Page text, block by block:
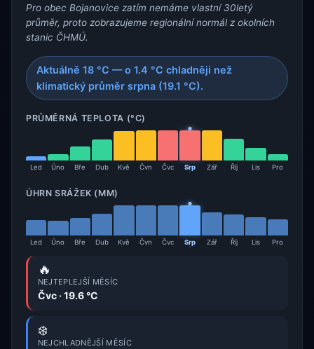
Pro obec Bojanovice zatím nemáme vlastní 30letý
průměr, proto zobrazujeme regionální normál z okolních
stanic ČHMÚ.
Aktuálně 18 °C — o 1.4 °C chladněji než
klimatický průměr srpna (19.1 °C).
PRŮMĚRNÁ TEPLOTA (°C)
Led Úno Bře Dub Kvě Čvn Čvc Srp Zář Říj Lis Pro
ÚHRN SRÁŽEK (MM)
Led Úno Bře Dub Kvě Čvn Čvc Srp Zář Říj Lis Pro
🔥
NEJTEPLEJŠÍ MĚSÍC
Čvc · 19.6 °C
❄️
NEJCHLADNĚJŠÍ MĚSÍC